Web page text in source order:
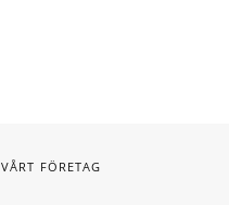
VÅRT FÖRETAG